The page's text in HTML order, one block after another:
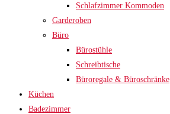
Schlafzimmer Kommoden
Garderoben
Büro
Bürostühle
Schreibtische
Büroregale & Büroschränke
Küchen
Badezimmer